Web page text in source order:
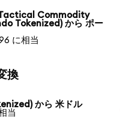
Commodity
Tokenized) から ポー
に相当
換
から 米ドル
当